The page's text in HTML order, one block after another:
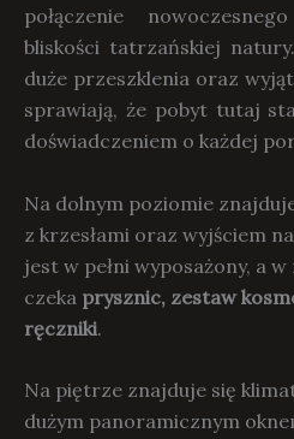
połączenie
bliskości tatrzańskiej
duże przeszklenia oraz
sprawiają, że pobyt tutaj
doświadczeniem o każdej
Na dolnym poziomie
z krzesłami oraz wyjściem
jest w pełni wyposażony, a
czeka prysznic, zestaw
ręczniki.
Na piętrze znajduje się
dużym panoramicznym